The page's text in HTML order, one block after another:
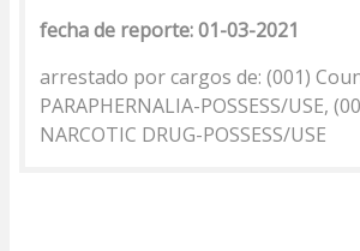
fecha de reporte: 01-03-2021
arrestado por cargos de: (001)
PARAPHERNALIA-POSSESS/USE,
NARCOTIC DRUG-POSSESS/USE